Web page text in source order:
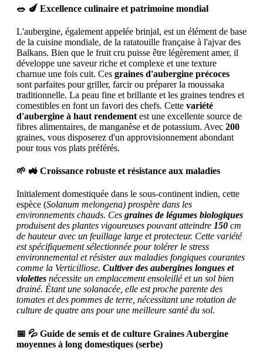
🥗 🍆 Excellence culinaire et patrimoine mondial
L'aubergine, également appelée brinjal, est un élément de base
de la cuisine mondiale, de la ratatouille française à l'ajvar des
Balkans. Bien que le fruit cru puisse être légèrement amer, il
développe une saveur riche et complexe et une texture
charnue une fois cuit. Ces graines d'aubergine précoces
sont parfaites pour griller, farcir ou préparer la moussaka
traditionnelle. La peau fine et brillante et les graines tendres et
comestibles en font un favori des chefs. Cette variété
d'aubergine à haut rendement est une excellente source de
fibres alimentaires, de manganèse et de potassium. Avec 200
graines, vous disposerez d'un approvisionnement abondant
pour tous vos plats préférés.
🌱 🚜 Croissance robuste et résistance aux maladies
Initialement domestiquée dans le sous-continent indien, cette
espèce (Solanum melongena) prospère dans les
environnements chauds. Ces graines de légumes biologiques
produisent des plantes vigoureuses pouvant atteindre 150 cm
de hauteur avec un feuillage large et protecteur. Cette variété
est spécifiquement sélectionnée pour tolérer le stress
environnemental et résister aux maladies fongiques courantes
comme la Verticilliose. Cultiver des aubergines longues et
violettes nécessite un emplacement ensoleillé et un sol bien
drainé. Étant une solanacée, elle est proche parente des
tomates et des pommes de terre, nécessitant une rotation de
culture de quatre ans pour une meilleure santé du sol.
📅 💦 Guide de semis et de culture Graines Aubergine
moyennes à long domestiques (serbe)